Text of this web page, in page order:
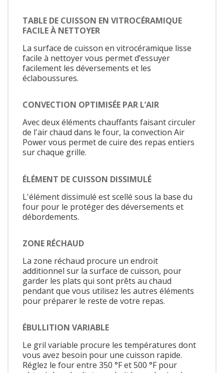
TABLE DE CUISSON EN VITROCÉRAMIQUE
FACILE À NETTOYER
La surface de cuisson en vitrocéramique lisse
facile à nettoyer vous permet d’essuyer
facilement les déversements et les
éclaboussures.
CONVECTION OPTIMISÉE PAR L’AIR
Avec deux éléments chauffants faisant circuler
de l'air chaud dans le four, la convection Air
Power vous permet de cuire des repas entiers
sur chaque grille.
ÉLÉMENT DE CUISSON DISSIMULÉ
L'élément dissimulé est scellé sous la base du
four pour le protéger des déversements et
débordements.
ZONE RÉCHAUD
La zone réchaud procure un endroit
additionnel sur la surface de cuisson, pour
garder les plats qui sont prêts au chaud
pendant que vous utilisez les autres éléments
pour préparer le reste de votre repas.
ÉBULLITION VARIABLE
Le gril variable procure les températures dont
vous avez besoin pour une cuisson rapide.
Réglez le four entre 350 °F et 500 °F pour